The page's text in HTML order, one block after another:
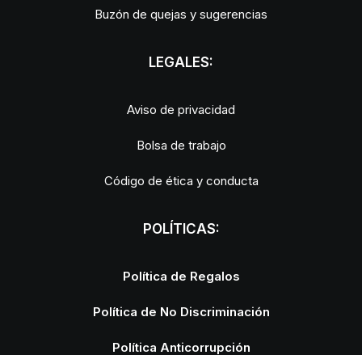
Buzón de quejas y sugerencias
LEGALES:
Aviso de privacidad
Bolsa de trabajo
Código de ética y conducta
POLÍTICAS:
Política de Regalos
Política de No Discriminación
Política Anticorrupción